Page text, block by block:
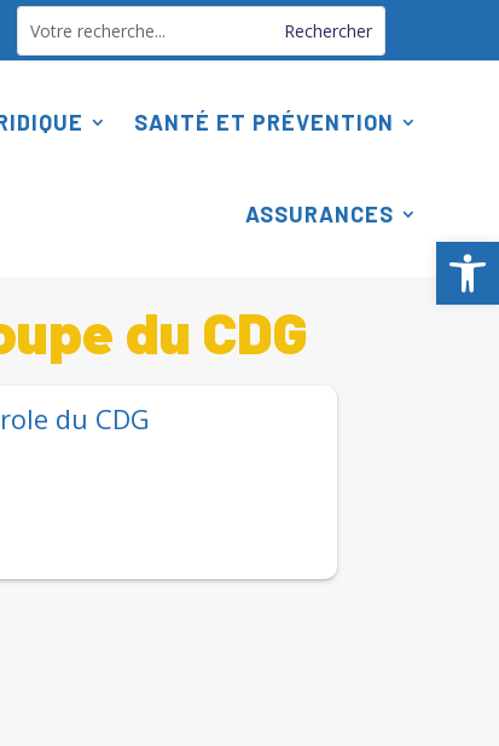
SANTÉ ET PRÉVENTION
ASSURANCES
du CDG
du CDG